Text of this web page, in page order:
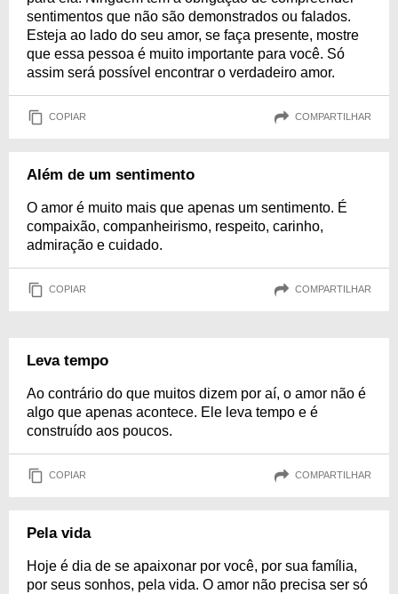
sentimentos que não são demonstrados ou falados.
Esteja ao lado do seu amor, se faça presente, mostre
que essa pessoa é muito importante para você. Só
assim será possível encontrar o verdadeiro amor.
COPIAR COMPARTILHAR
Além de um sentimento
O amor é muito mais que apenas um sentimento. É
compaixão, companheirismo, respeito, carinho,
admiração e cuidado.
COPIAR COMPARTILHAR
Leva tempo
Ao contrário do que muitos dizem por aí, o amor não é
algo que apenas acontece. Ele leva tempo e é
construído aos poucos.
COPIAR COMPARTILHAR
Pela vida
Hoje é dia de se apaixonar por você, por sua família,
por seus sonhos, pela vida. O amor não precisa ser só